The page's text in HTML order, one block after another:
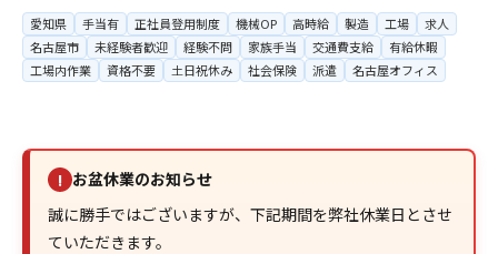
愛知県 手当有 正社員登用制度 機械OP 高時給 製造 工場
求人
名古屋市
未経験者歓迎 経験不問 家族手当 交通費支給
有給休暇
工場内作業
資格不要 土日祝休み 社会保険 派遣 名古屋オフィス
! お盆休業のお知らせ
誠に勝手ではございますが、下記期間を弊社休業日とさせ
ていただきます。